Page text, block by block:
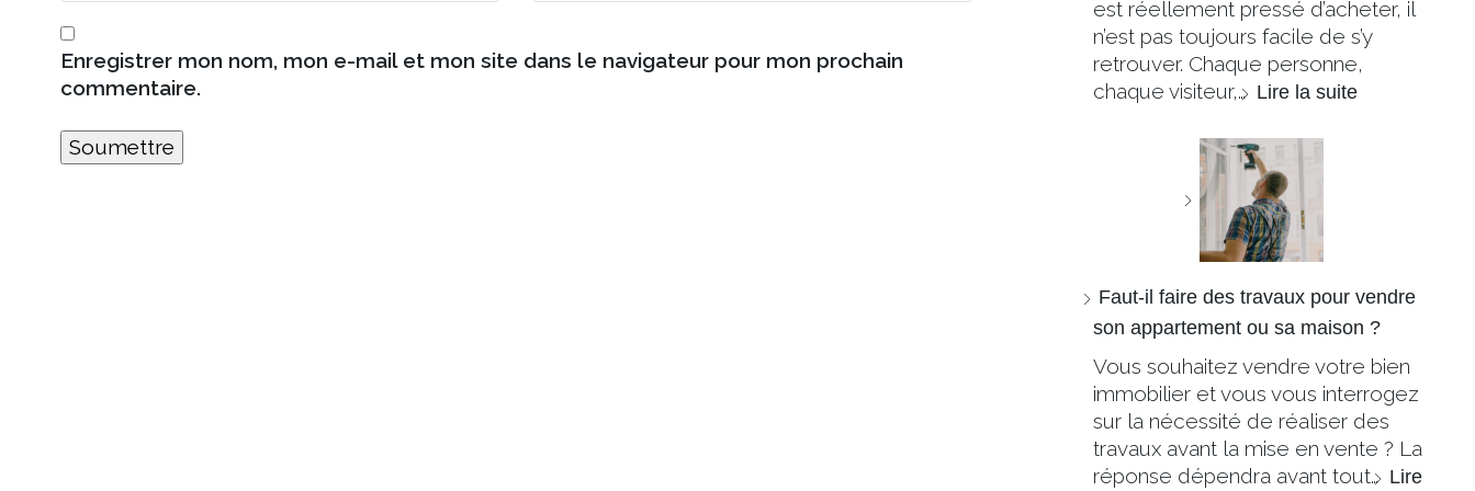
Enregistrer mon nom, mon e-mail et mon site dans le navigateur pour mon prochain
commentaire.
est réellement pressé d’acheter, il
n’est pas toujours facile de s’y
retrouver. Chaque personne,
chaque visiteur,… Lire la suite
Faut-il faire des travaux pour vendre
son appartement ou sa maison ?
Vous souhaitez vendre votre bien
immobilier et vous vous interrogez
sur la nécessité de réaliser des
travaux avant la mise en vente ? La
réponse dépendra avant tout… Lire